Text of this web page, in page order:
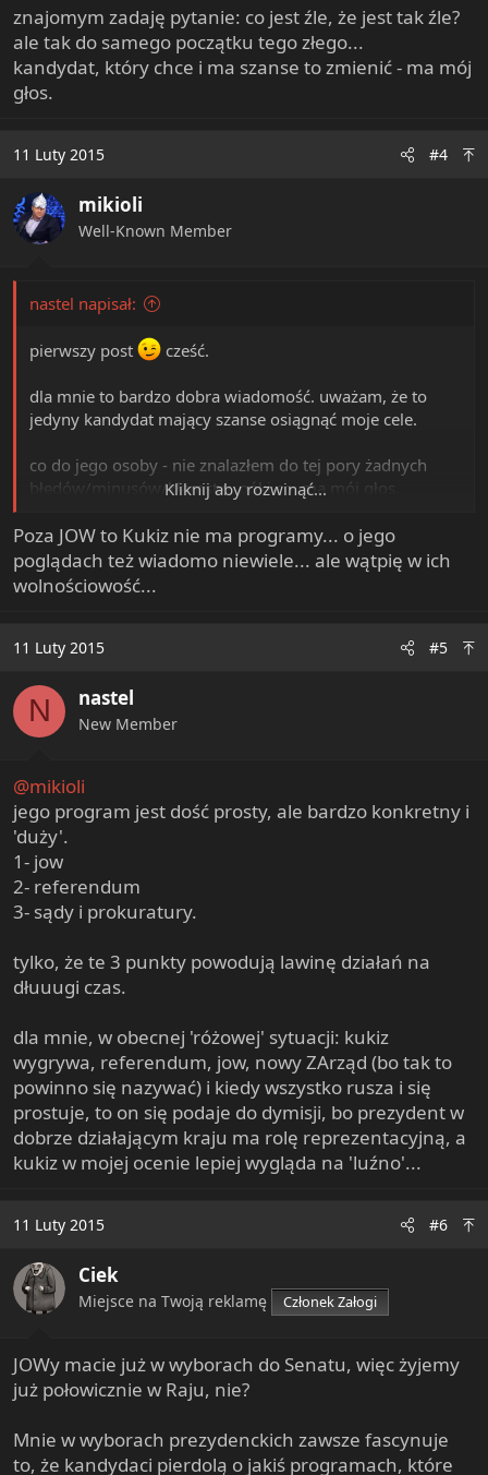
znajomym zadaję pytanie: co jest źle, że jest tak źle?
ale tak do samego początku tego złego...
kandydat, który chce i ma szanse to zmienić - ma mój
głos.
11 Luty 2015 #4
mikioli
Well-Known Member
nastel napisał:
pierwszy post cześć.
dla mnie to bardzo dobra wiadomość. uważam, że to
jedyny kandydat mający szanse osiągnąć moje cele.
co do jego osoby - nie znalazłem do tej pory żadnych
błędów/minusów/kłamstw. póki co, ma mój głos.
znajomym zadaję pytanie: co jest źle, że jest tak źle? ale
tak do samego początku tego złego...
kandydat, który chce i ma szanse to zmienić - ma mój
Kliknij aby rozwinąć...
Poza JOW to Kukiz nie ma programy... o jego
poglądach też wiadomo niewiele... ale wątpię w ich
wolnościowość...
11 Luty 2015 #5
N nastel
New Member
@mikioli
jego program jest dość prosty, ale bardzo konkretny i
'duży'.
1- jow
2- referendum
3- sądy i prokuratury.
tylko, że te 3 punkty powodują lawinę działań na
dłuuugi czas.
dla mnie, w obecnej 'różowej' sytuacji: kukiz
wygrywa, referendum, jow, nowy ZArząd (bo tak to
powinno się nazywać) i kiedy wszystko rusza i się
prostuje, to on się podaje do dymisji, bo prezydent w
dobrze działającym kraju ma rolę reprezentacyjną, a
kukiz w mojej ocenie lepiej wygląda na 'luźno'...
11 Luty 2015 #6
Ciek
Miejsce na Twoją reklamę Członek Załogi
JOWy macie już w wyborach do Senatu, więc żyjemy
już połowicznie w Raju, nie?
Mnie w wyborach prezydenckich zawsze fascynuje
to, że kandydaci pierdolą o jakiś programach, które